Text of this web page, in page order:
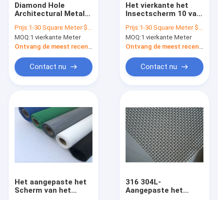
Producten
Ongeveer ons
Fabrieksreis
Diamond Hole
Architectural Metal
Rolgordijn van het
Breedtemetaal
Prijs:1-30 Square Meter $5/Square Meter >30 Square Meters $3/Square Meter
MOQ:1 vierkante Meter
Ontvang de meest recente Prijs
Contact nu
Het vierkante het
Insectscherm 10 van
Netwerk - 24 Mesh
For Window Screen
Prijs:1-30 Square Meter $2/Square Meter >30 Square Meters $1/Square Meter
MOQ:1 vierkante Meter
Ontvang de meest recente Prijs
Contact nu
Het aangepaste het
Scherm van het
316 304L-
Aangepaste het